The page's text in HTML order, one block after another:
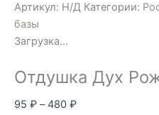
Артикул: Н/Д Категории:
базы
Загрузка...
Отдушка Дух
95 ₽ – 480 ₽